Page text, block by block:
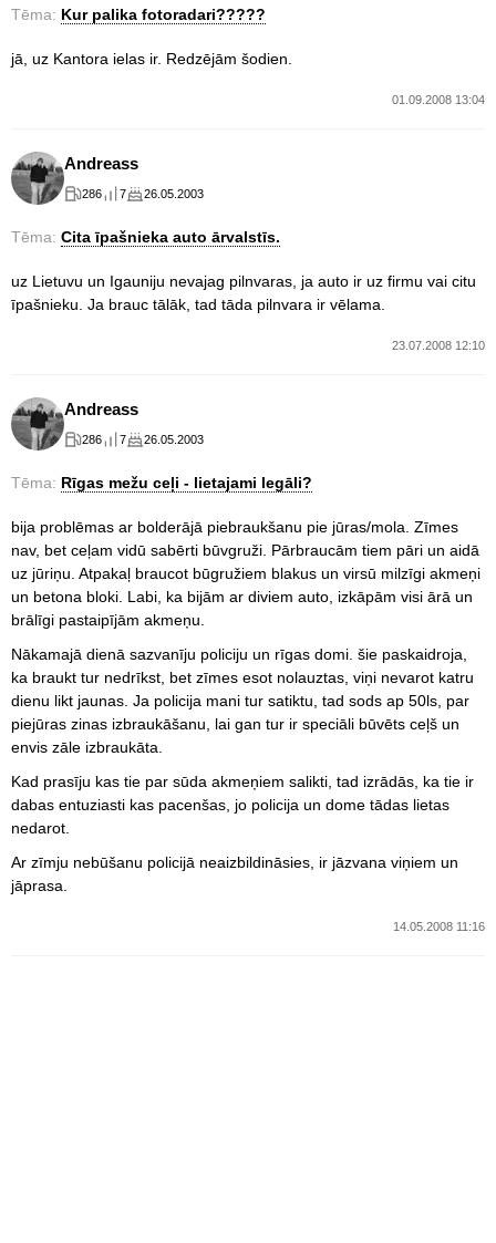
Tēma: Kur palika fotoradari?????
jā, uz Kantora ielas ir. Redzējām šodien.
01.09.2008 13:04
Andreass
286 7 26.05.2003
Tēma: Cita īpašnieka auto ārvalstīs.
uz Lietuvu un Igauniju nevajag pilnvaras, ja auto ir uz firmu vai citu
īpašnieku. Ja brauc tālāk, tad tāda pilnvara ir vēlama.
23.07.2008 12:10
Andreass
286 7 26.05.2003
Tēma: Rīgas mežu ceļi - lietajami legāli?
bija problēmas ar bolderājā piebraukšanu pie jūras/mola. Zīmes
nav, bet ceļam vidū sabērti būvgruži. Pārbraucām tiem pāri un aidā
uz jūriņu. Atpakaļ braucot būgružiem blakus un virsū milzīgi akmeņi
un betona bloki. Labi, ka bijām ar diviem auto, izkāpām visi ārā un
brālīgi pastaipījām akmeņu.
Nākamajā dienā sazvanīju policiju un rīgas domi. šie paskaidroja,
ka braukt tur nedrīkst, bet zīmes esot nolauztas, viņi nevarot katru
dienu likt jaunas. Ja policija mani tur satiktu, tad sods ap 50ls, par
piejūras zinas izbraukāšanu, lai gan tur ir speciāli būvēts ceļš un
envis zāle izbraukāta.
Kad prasīju kas tie par sūda akmeņiem salikti, tad izrādās, ka tie ir
dabas entuziasti kas pacenšas, jo policija un dome tādas lietas
nedarot.
Ar zīmju nebūšanu policijā neaizbildināsies, ir jāzvana viņiem un
jāprasa.
14.05.2008 11:16